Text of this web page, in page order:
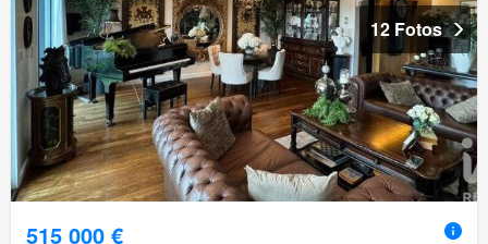
12 Fotos
515 000 €